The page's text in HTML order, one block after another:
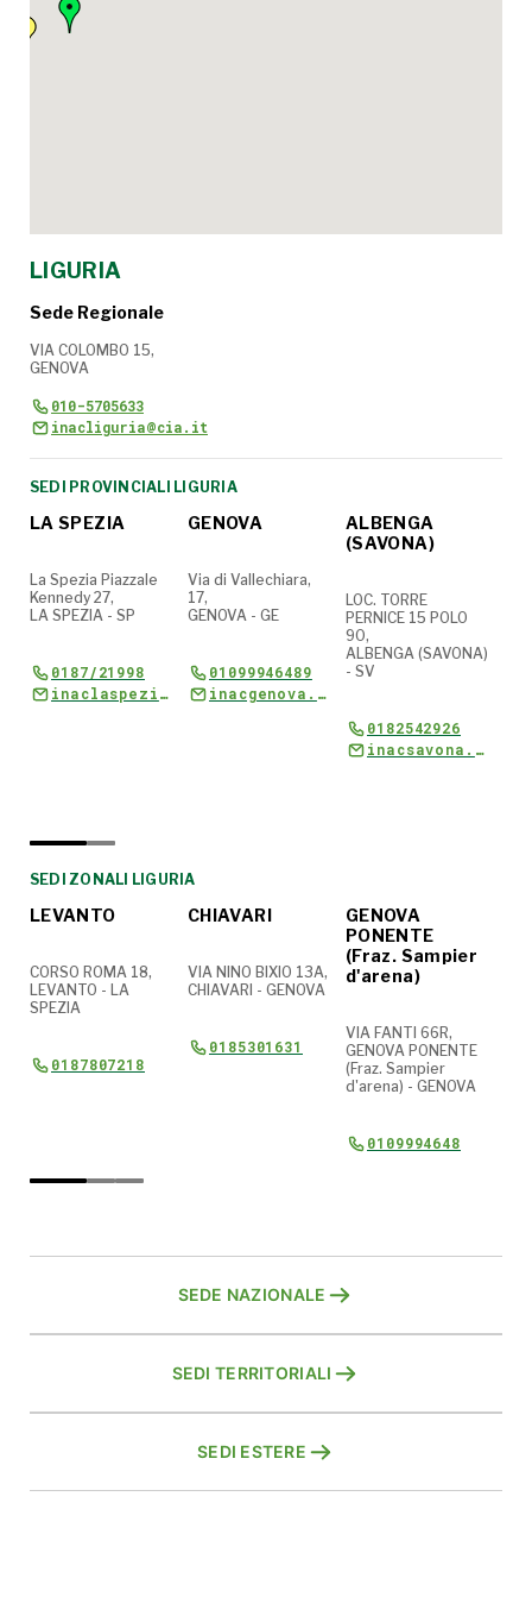
LIGURIA
Sede Regionale
VIA COLOMBO 15,
GENOVA
010-5705633
inacliguria@cia.it
SEDI PROVINCIALI LIGURIA
LA SPEZIA
La Spezia Piazzale
Kennedy 27,
LA SPEZIA - SP
0187/21998
inaclaspezia.direttore@cia.it
GENOVA
Via di Vallechiara,
17,
GENOVA - GE
01099946489
inacgenova.direttore@cia.it
ALBENGA
(SAVONA)
LOC. TORRE
PERNICE 15 POLO
90,
ALBENGA (SAVONA)
- SV
0182542926
inacsavona.responsabile@cia.it
SEDI ZONALI LIGURIA
LEVANTO
CORSO ROMA 18,
LEVANTO - LA
SPEZIA
0187807218
CHIAVARI
VIA NINO BIXIO 13A,
CHIAVARI - GENOVA
0185301631
GENOVA
PONENTE
(Fraz. Sampier
d'arena)
VIA FANTI 66R,
GENOVA PONENTE
(Fraz. Sampier
d'arena) - GENOVA
0109994648
SEDE NAZIONALE
SEDI TERRITORIALI
SEDI ESTERE